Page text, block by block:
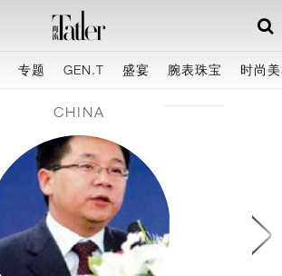
专题 GEN.T 盛宴 腕表珠宝 时尚
CHINA